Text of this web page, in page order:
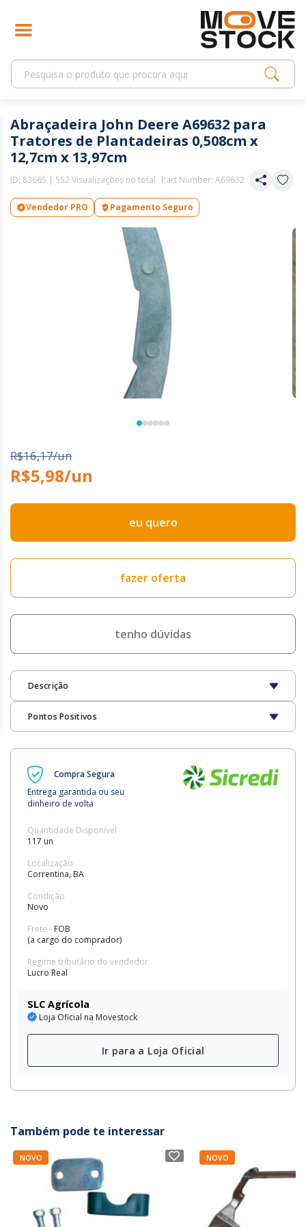
Abraçadeira John Deere A69632 para
Tratores de Plantadeiras 0,508cm x
12,7cm x 13,97cm
ID: 83665 | 552 Visualizações no total Part Number: A69632
Vendedor PRO Pagamento Seguro
R$16,17/un
R$5,98/un
eu quero
fazer oferta
tenho dúvidas
Descrição
Pontos Positivos
Compra Segura
Entrega garantida ou seu
dinheiro de volta
Quantidade Disponível
117 un
Localização
Correntina, BA
Condição
Novo
Frete - FOB
(a cargo do comprador)
Regime tributário do vendedor
Lucro Real
SLC Agrícola
Loja Oficial na Movestock
Ir para a Loja Oficial
Também pode te interessar
NOVO NOVO